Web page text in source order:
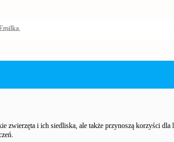
i ich siedliska, ale także przynoszą korzyści